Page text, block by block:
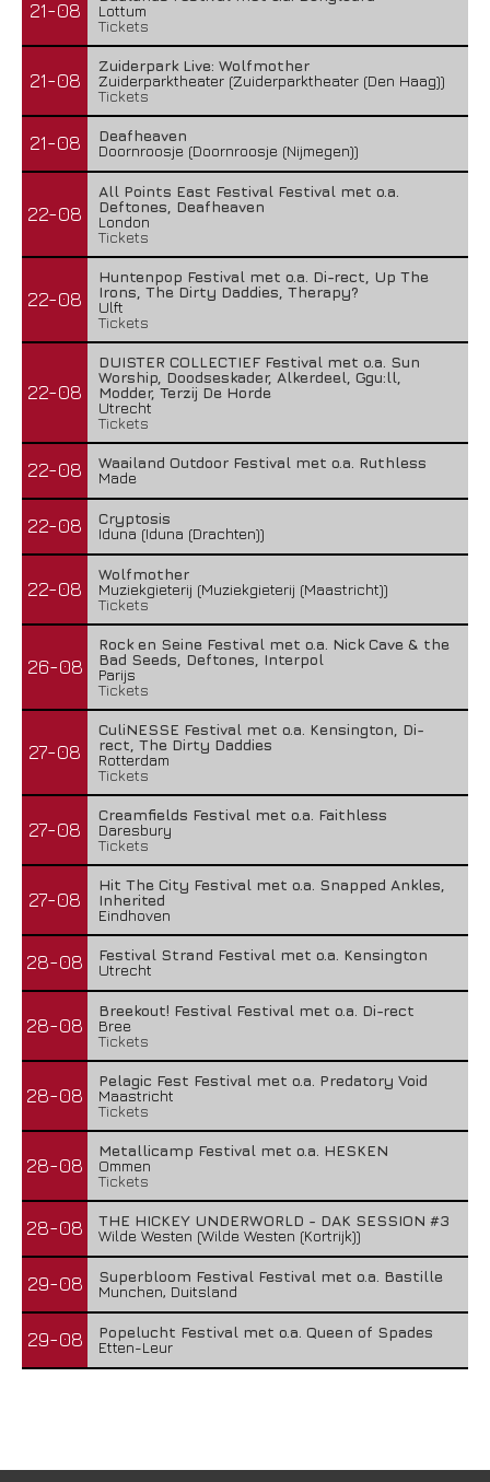
21-08
Lottum
Tickets
21-08
Zuiderpark Live: Wolfmother
Zuiderparktheater (Zuiderparktheater (Den Haag))
Tickets
21-08
Deafheaven
Doornroosje (Doornroosje (Nijmegen))
22-08
All Points East Festival Festival met o.a.
Deftones, Deafheaven
London
Tickets
22-08
Huntenpop Festival met o.a. Di-rect, Up The
Irons, The Dirty Daddies, Therapy?
Ulft
Tickets
22-08
DUISTER COLLECTIEF Festival met o.a. Sun
Worship, Doodseskader, Alkerdeel, Ggu:ll,
Modder, Terzij De Horde
Utrecht
Tickets
22-08
Waailand Outdoor Festival met o.a. Ruthless
Made
22-08
Cryptosis
Iduna (Iduna (Drachten))
22-08
Wolfmother
Muziekgieterij (Muziekgieterij (Maastricht))
Tickets
26-08
Rock en Seine Festival met o.a. Nick Cave & the
Bad Seeds, Deftones, Interpol
Parijs
Tickets
27-08
CuliNESSE Festival met o.a. Kensington, Di-
rect, The Dirty Daddies
Rotterdam
Tickets
27-08
Creamfields Festival met o.a. Faithless
Daresbury
Tickets
27-08
Hit The City Festival met o.a. Snapped Ankles,
Inherited
Eindhoven
28-08
Festival Strand Festival met o.a. Kensington
Utrecht
28-08
Breekout! Festival Festival met o.a. Di-rect
Bree
Tickets
28-08
Pelagic Fest Festival met o.a. Predatory Void
Maastricht
Tickets
28-08
Metallicamp Festival met o.a. HESKEN
Ommen
Tickets
28-08
THE HICKEY UNDERWORLD - DAK SESSION #3
Wilde Westen (Wilde Westen (Kortrijk))
29-08
Superbloom Festival Festival met o.a. Bastille
Munchen, Duitsland
29-08
Popelucht Festival met o.a. Queen of Spades
Etten-Leur